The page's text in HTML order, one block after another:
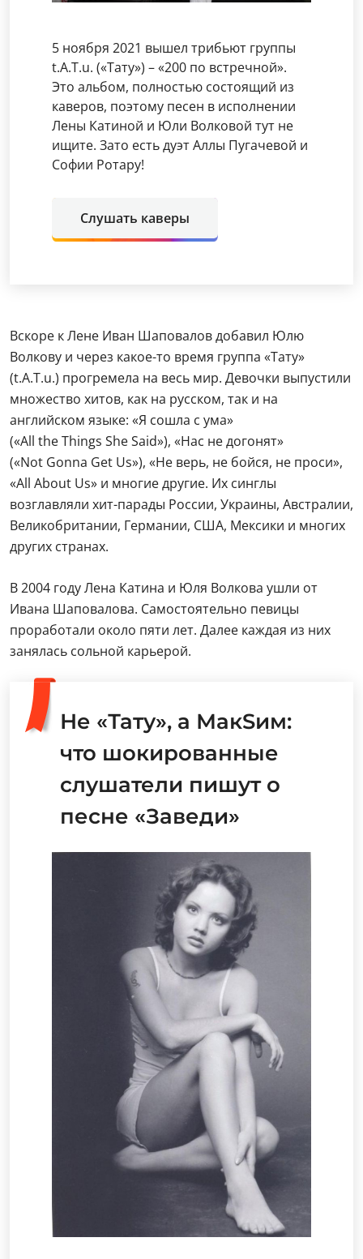
5 ноября 2021 вышел трибьют группы
t.A.T.u. («Тату») – «200 по встречной».
Это альбом, полностью состоящий из
каверов, поэтому песен в исполнении
Лены Катиной и Юли Волковой тут не
ищите. Зато есть дуэт Аллы Пугачевой и
Софии Ротару!
Слушать каверы
Вскоре к Лене Иван Шаповалов добавил Юлю
Волкову и через какое-то время группа «Тату»
(t.A.T.u.) прогремела на весь мир. Девочки выпустили
множество хитов, как на русском, так и на
английском языке: «Я сошла с ума»
(«All the Things She Said»), «Нас не догонят»
(«Not Gonna Get Us»), «Не верь, не бойся, не проси»,
«All About Us» и многие другие. Их синглы
возглавляли хит-парады России, Украины, Австралии,
Великобритании, Германии, США, Мексики и многих
других странах.
В 2004 году Лена Катина и Юля Волкова ушли от
Ивана Шаповалова. Самостоятельно певицы
проработали около пяти лет. Далее каждая из них
занялась сольной карьерой.
Не «Тату», а МакSим:
что шокированные
слушатели пишут о
песне «Заведи»